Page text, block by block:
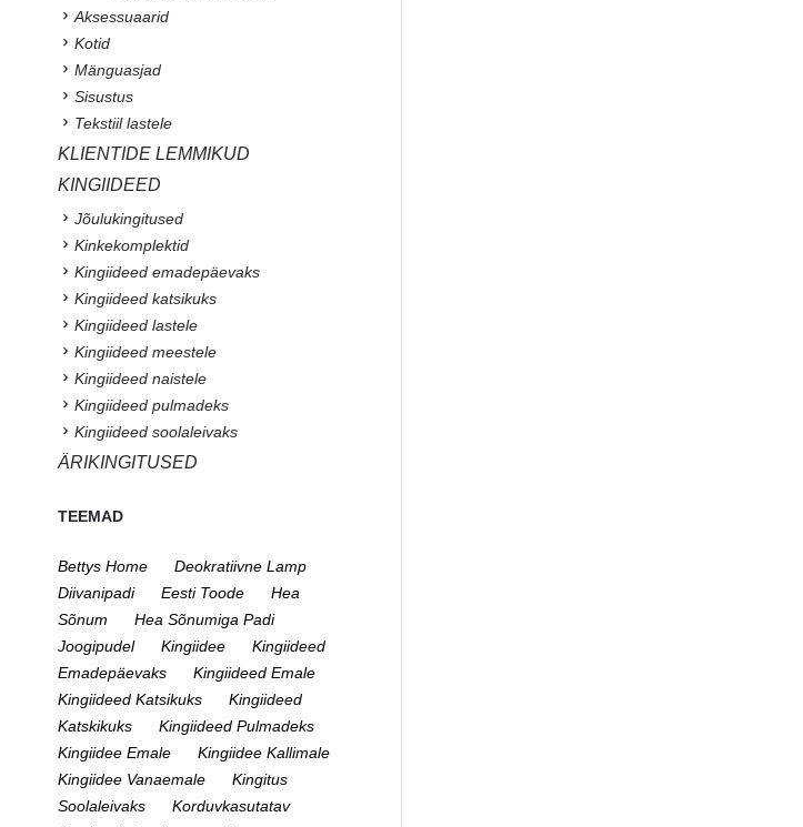
Aksessuaarid
Kotid
Mänguasjad
Sisustus
Tekstiil lastele
KLIENTIDE LEMMIKUD
KINGIIDEED
Jõulukingitused
Kinkekomplektid
Kingiideed emadepäevaks
Kingiideed katsikuks
Kingiideed lastele
Kingiideed meestele
Kingiideed naistele
Kingiideed pulmadeks
Kingiideed soolaleivaks
ÄRIKINGITUSED
TEEMAD
Bettys Home
Deokratiivne Lamp
Diivanipadi
Eesti Toode
Hea
Sõnum
Hea Sõnumiga Padi
Joogipudel
Kingiidee
Kingiideed
Emadepäevaks
Kingiideed Emale
Kingiideed Katsikuks
Kingiideed
Katskikuks
Kingiideed Pulmadeks
Kingiidee Emale
Kingiidee Kallimale
Kingiidee Vanaemale
Kingitus
Soolaleivaks
Korduvkasutatav